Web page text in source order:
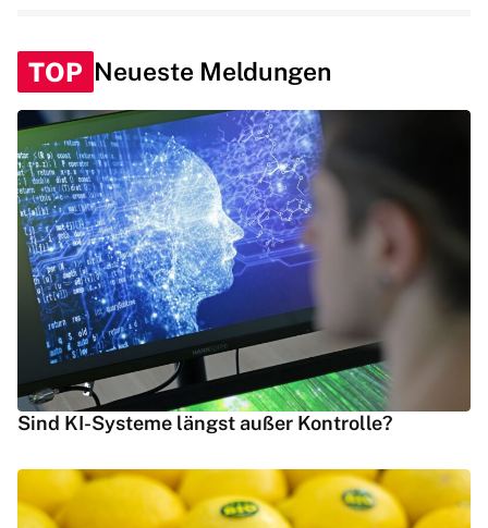
TOP Neueste Meldungen
Sind KI-Systeme längst außer Kontrolle?